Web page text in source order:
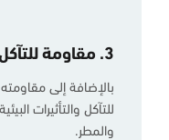
3. مقاومة للتآكل:
للتآكل والتأثيرات
والمطر.